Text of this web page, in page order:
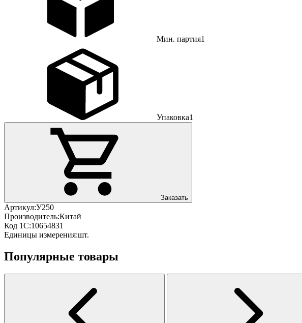
Мин. партия1
Упаковка1
Заказать
Артикул:У250
Производитель:Китай
Код 1С:10654831
Единицы измерения:шт.
Популярные товары